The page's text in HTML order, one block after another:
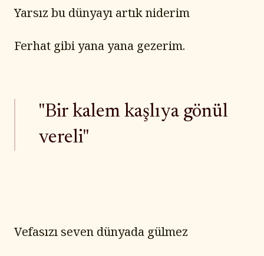
Yarsız bu dünyayı artık niderim
Ferhat gibi yana yana gezerim.
"Bir kalem kaşlıya gönül
vereli"
Vefasızı seven dünyada gülmez